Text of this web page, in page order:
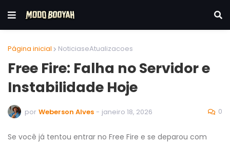
Página inicial NoticiaseAtualizacoes
Free Fire: Falha no Servidor e
Instabilidade Hoje
por Weberson Alves - janeiro 18, 2026 0
Se você já tentou entrar no Free Fire e se deparou com